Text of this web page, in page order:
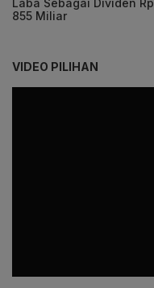
855 Miliar
VIDEO PILIHAN